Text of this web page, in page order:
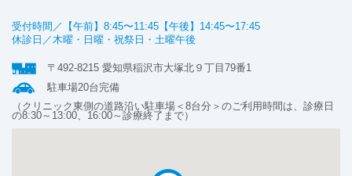
受付時間／【午前】8:45〜11:45【午後】14:45〜17:45
休診日／木曜・日曜・祝祭日・土曜午後
〒492-8215 愛知県稲沢市大塚北９丁目79番1
駐車場20台完備
（クリニック東側の道路沿い駐車場＜8台分＞のご利用時間は、診療日
の8:30～13:00、16:00～診療終了まで）